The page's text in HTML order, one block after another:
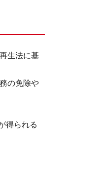
生法に基
の免除や
得られる